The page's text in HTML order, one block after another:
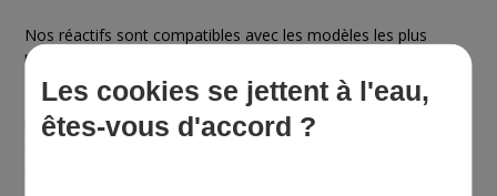
Nos réactifs sont compatibles avec les modèles les plus
répandus : Scuba II, PC Checkit, Checkit Direct, MD100,
MD200, MD110, PoolDirect, PC Multidirect ou encore
Pooltester de Bayrol. Leur utilisation simple permet d’obtenir
rapidement des résultats fiables sur les principaux paramètres
Les cookies se jettent à l'eau,
êtes-vous d'accord ?